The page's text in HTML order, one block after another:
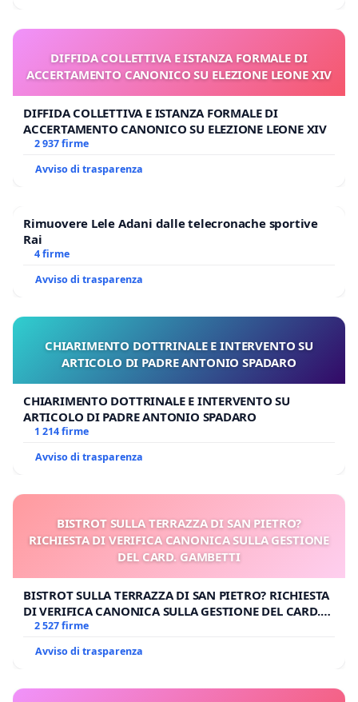
DIFFIDA COLLETTIVA E ISTANZA FORMALE DI
ACCERTAMENTO CANONICO SU ELEZIONE LEONE XIV
DIFFIDA COLLETTIVA E ISTANZA FORMALE DI
ACCERTAMENTO CANONICO SU ELEZIONE LEONE XIV
2 937 firme
Avviso di trasparenza
Rimuovere Lele Adani dalle telecronache sportive
Rai
4 firme
Avviso di trasparenza
CHIARIMENTO DOTTRINALE E INTERVENTO SU
ARTICOLO DI PADRE ANTONIO SPADARO
CHIARIMENTO DOTTRINALE E INTERVENTO SU
ARTICOLO DI PADRE ANTONIO SPADARO
1 214 firme
Avviso di trasparenza
BISTROT SULLA TERRAZZA DI SAN PIETRO?
RICHIESTA DI VERIFICA CANONICA SULLA GESTIONE
DEL CARD. GAMBETTI
BISTROT SULLA TERRAZZA DI SAN PIETRO? RICHIESTA
DI VERIFICA CANONICA SULLA GESTIONE DEL CARD.
GAMBETTI
2 527 firme
Avviso di trasparenza